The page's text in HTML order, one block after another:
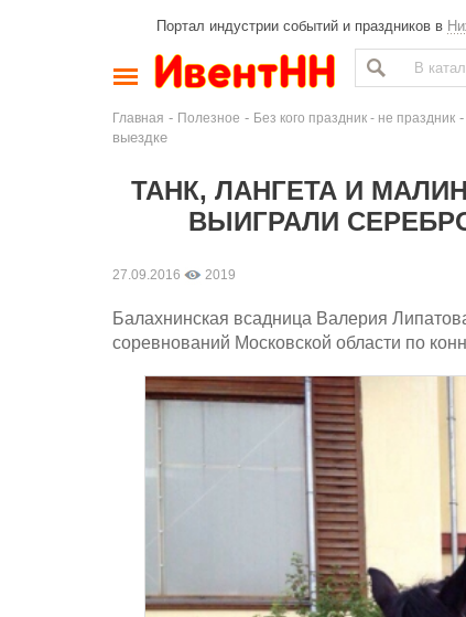
Портал индустрии событий и праздников в
Главная - Полезное - Без кого праздник - не праздник -
выездке
ТАНК, ЛАНГЕТА И
ВЫИГРАЛИ
27.09.2016 2019
Балахнинская всадница Валерия
соревнований Московской области по